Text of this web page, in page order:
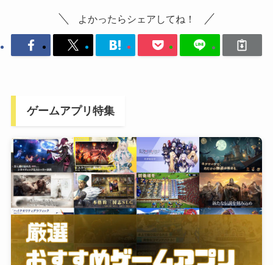
よかったらシェアしてね！
ゲームアプリ特集